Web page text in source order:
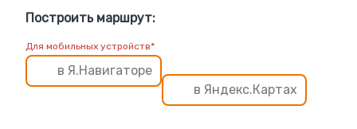
Построить маршрут:
Для мобильных устройств*
в Я.Навигаторе
в Яндекс.Картах